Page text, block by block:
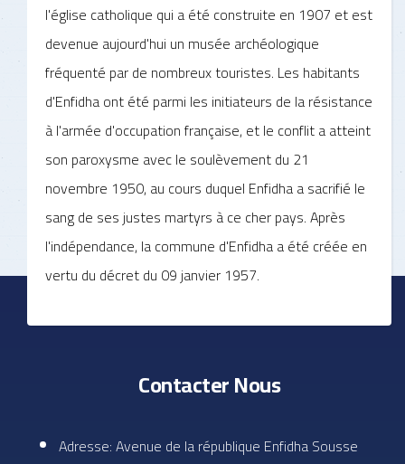
l'église catholique qui a été construite en 1907 et est
devenue aujourd'hui un musée archéologique
fréquenté par de nombreux touristes. Les habitants
d'Enfidha ont été parmi les initiateurs de la résistance
à l'armée d'occupation française, et le conflit a atteint
son paroxysme avec le soulèvement du 21
novembre 1950, au cours duquel Enfidha a sacrifié le
sang de ses justes martyrs à ce cher pays. Après
l'indépendance, la commune d'Enfidha a été créée en
vertu du décret du 09 janvier 1957.
Contacter Nous
Adresse: Avenue de la république Enfidha Sousse